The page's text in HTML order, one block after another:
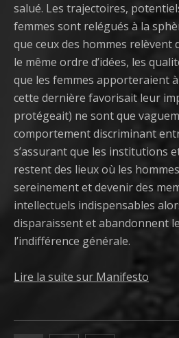
salué. Les trajectoires,
femmes sont relégués à la
que ceux des hommes relèvent
le même ordre d’idées, les
que les femmes apporteraient
cette dernière favorisait leur
protégeait) ne sont que
comportement discriminant
s’assurant que les institutions
restent des lieux où les
sereinement et devenir des
intellectuels indispensables
disparaissent et abandonnent
l’indifférence générale.
Lire la suite sur Manifesto